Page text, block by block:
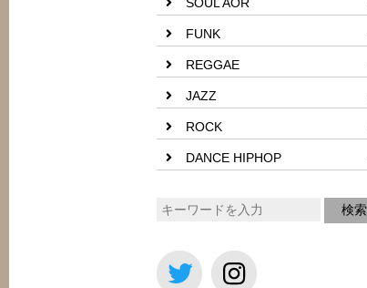
FUNK
REGGAE
JAZZ
ROCK
DANCE HIPHOP